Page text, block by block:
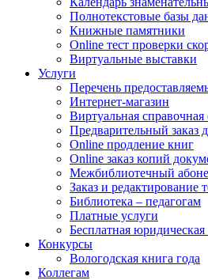
Полнотекстовые базы
Книжные памятники
Online тест проверки
Виртуальные выставки
Услуги
Перечень
Интернет-магазин
Виртуальная справочная
Предварительный заказ
Online продление книг
Online заказ копий
Межбиблиотечный
Заказ и редактирование
Библиотека – педагогам
Платные услуги
Бесплатная
Конкурсы
Вологодская книга года
Коллегам